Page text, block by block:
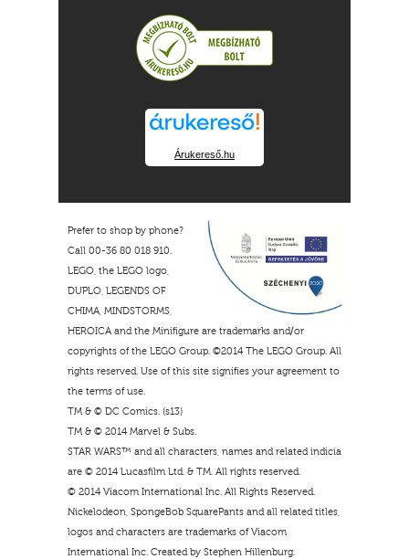
Árukereső.hu
Prefer to shop by phone?
Call 00-36 80 018 910.
LEGO, the LEGO logo,
DUPLO, LEGENDS OF
CHIMA, MINDSTORMS,
HEROICA and the Minifigure are trademarks and/or
copyrights of the LEGO Group. ©2014 The LEGO Group. All
rights reserved. Use of this site signifies your agreement to
the terms of use.
TM & © DC Comics. (s13)
TM & © 2014 Marvel & Subs.
STAR WARS™ and all characters, names and related indicia
are © 2014 Lucasfilm Ltd. & TM. All rights reserved.
© 2014 Viacom International Inc. All Rights Reserved.
Nickelodeon, SpongeBob SquarePants and all related titles,
logos and characters are trademarks of Viacom
International Inc. Created by Stephen Hillenburg.